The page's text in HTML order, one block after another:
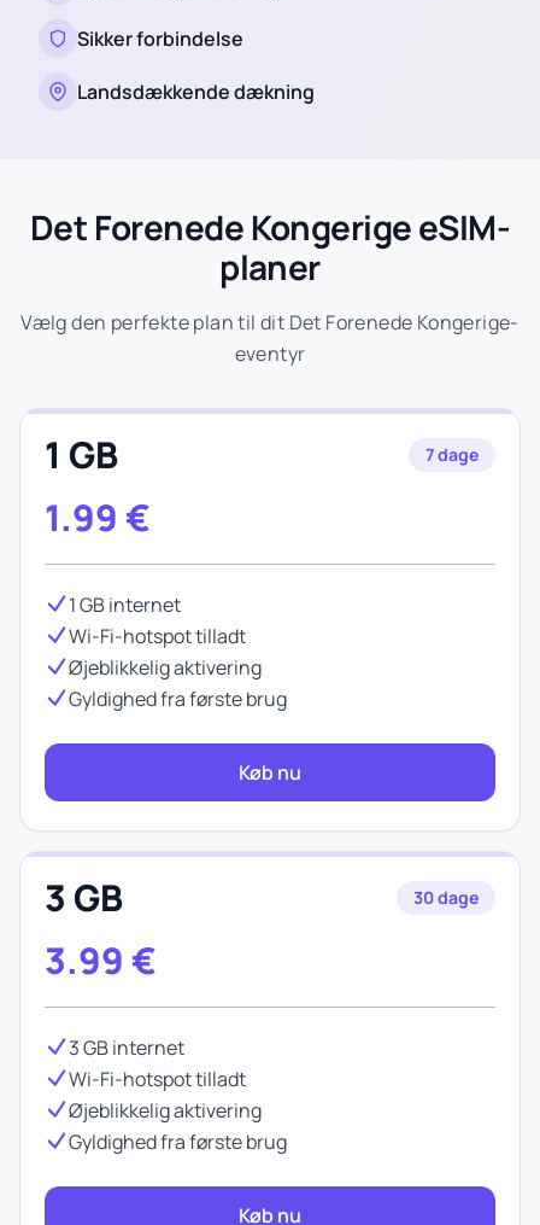
Sikker forbindelse
Landsdækkende dækning
Det Forenede Kongerige eSIM-
planer
Vælg den perfekte plan til dit Det Forenede Kongerige-
eventyr
1 GB 7 dage
1.99 €
1 GB internet
Wi-Fi-hotspot tilladt
Øjeblikkelig aktivering
Gyldighed fra første brug
Køb nu
3 GB 30 dage
3.99 €
3 GB internet
Wi-Fi-hotspot tilladt
Øjeblikkelig aktivering
Gyldighed fra første brug
Køb nu